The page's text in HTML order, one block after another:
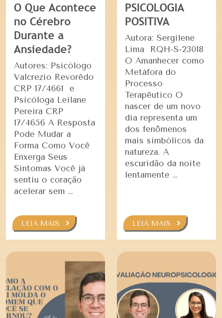
O Que Acontece
no Cérebro
Durante a
Ansiedade?
Autores: Psicólogo
Valcrezio Revorêdo
CRP 17/4661 e
Psicóloga Leilane
Pereira CRP
17/4656 A Resposta
Pode Mudar a
Forma Como Você
Enxerga Seus
Sintomas Você já
sentiu o coração
acelerar sem …
LEIA MAIS
PSICOLOGIA
POSITIVA
Autora: Sergilene
Lima RQH-S-23018
O Amanhecer como
Metáfora do
Processo
Terapêutico O
nascer de um novo
dia representa um
dos fenômenos
mais simbólicos da
natureza. A
escuridão da noite
lentamente …
LEIA MAIS